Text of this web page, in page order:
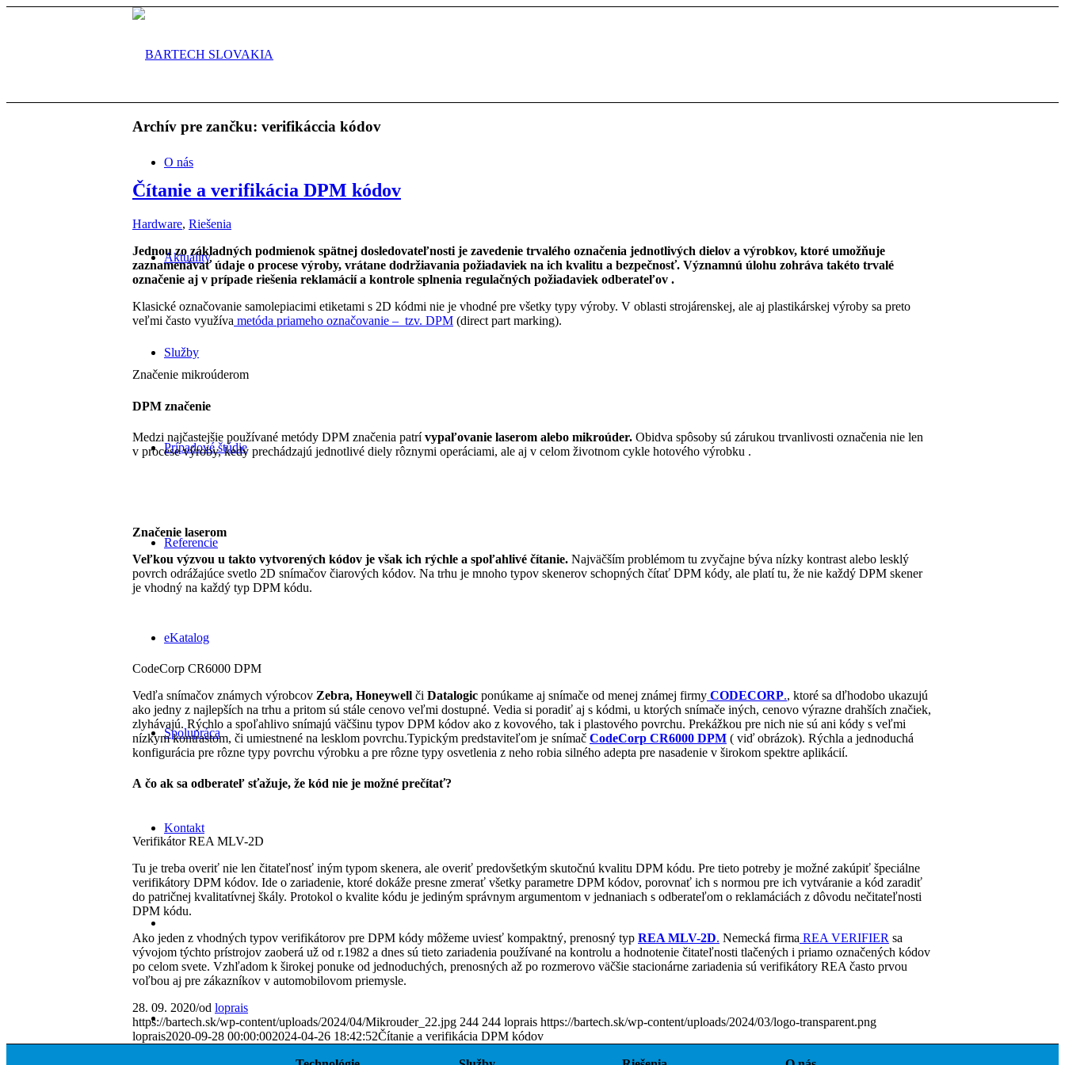
O nás
Aktuality
Služby
Prípadové štúdie
Referencie
eKatalog
Spolupráca
Kontakt
Archív pre zančku: verifikáccia kódov
Čítanie a verifikácia DPM kódov
Hardware, Riešenia
Jednou zo základných podmienok spätnej dosledovateľnosti je zavedenie trvalého označenia jednotlivých dielov a výrobkov, ktoré umožňuje
zaznamenávať údaje o procese výroby, vrátane dodržiavania požiadaviek na ich kvalitu a bezpečnosť. Významnú úlohu zohráva takéto trvalé
označenie aj v prípade riešenia reklamácií a kontrole splnenia regulačných požiadaviek odberateľov .
Klasické označovanie samolepiacimi etiketami s 2D kódmi nie je vhodné pre všetky typy výroby. V oblasti strojárenskej, ale aj plastikárskej výroby sa preto
veľmi často využíva metóda priameho označovanie – tzv. DPM (direct part marking).
Značenie mikroúderom
DPM značenie
Medzi najčastejšie používané metódy DPM značenia patrívypaľovanie laserom alebo mikroúder. Obidva spôsoby sú zárukou trvanlivosti označenia nie len
v procese výroby, kedy prechádzajú jednotlivé diely rôznymi operáciami, ale aj v celom životnom cykle hotového výrobku .
Značenie laserom
Veľkou výzvou u takto vytvorených kódov je však ich rýchle a spoľahlivé čítanie. Najväčším problémom tu zvyčajne býva nízky kontrast alebo lesklý
povrch odrážajúce svetlo 2D snímačov čiarových kódov. Na trhu je mnoho typov skenerov schopných čítať DPM kódy, ale platí tu, že nie každý DPM skener
je vhodný na každý typ DPM kódu.
CodeCorp CR6000 DPM
Vedľa snímačov známych výrobcov Zebra, Honeywell či Datalogic ponúkame aj snímače od menej známej firmy CODECORP., ktoré sa dľhodobo ukazujú
ako jedny z najlepších na trhu a pritom sú stále cenovo veľmi dostupné. Vedia si poradiť aj s kódmi, u ktorých snímače iných, cenovo výrazne drahších značiek,
zlyhávajú. Rýchlo a spoľahlivo snímajú väčšinu typov DPM kódov ako z kovového, tak i plastového povrchu. Prekážkou pre nich nie sú ani kódy s veľmi
nízkym kontrastom, či umiestnené na lesklom povrchu.Typickým predstaviteľom je snímač CodeCorp CR6000 DPM ( viď obrázok). Rýchla a jednoduchá
konfigurácia pre rôzne typy povrchu výrobku a pre rôzne typy osvetlenia z neho robia silného adepta pre nasadenie v širokom spektre aplikácií.
A čo ak sa odberateľ sťažuje, že kód nie je možné prečítať?
Verifikátor REA MLV-2D
Tu je treba overiť nie len čitateľnosť iným typom skenera, ale overiť predovšetkým skutočnú kvalitu DPM kódu. Pre tieto potreby je možné zakúpiť špeciálne
verifikátory DPM kódov. Ide o zariadenie, ktoré dokáže presne zmerať všetky parametre DPM kódov, porovnať ich s normou pre ich vytváranie a kód zaradiť
do patričnej kvalitatívnej škály. Protokol o kvalite kódu je jediným správnym argumentom v jednaniach s odberateľom o reklamáciách z dôvodu nečitateľnosti
DPM kódu.
Ako jeden z vhodných typov verifikátorov pre DPM kódy môžeme uviesť kompaktný, prenosný typ REA MLV-2D. Nemecká firma REA VERIFIER sa
vývojom týchto prístrojov zaoberá už od r.1982 a dnes sú tieto zariadenia používané na kontrolu a hodnotenie čitateľnosti tlačených i priamo označených kódov
po celom svete. Vzhľadom k širokej ponuke od jednoduchých, prenosných až po rozmerovo väčšie stacionárne zariadenia sú verifikátory REA často prvou
voľbou aj pre zákazníkov v automobilovom priemysle.
28. 09. 2020/od loprais
https://bartech.sk/wp-content/uploads/2024/04/Mikrouder_22.jpg 244 244 loprais https://bartech.sk/wp-content/uploads/2024/03/logo-transparent.png
loprais2020-09-28 00:00:002024-04-26 18:42:52Čítanie a verifikácia DPM kódov